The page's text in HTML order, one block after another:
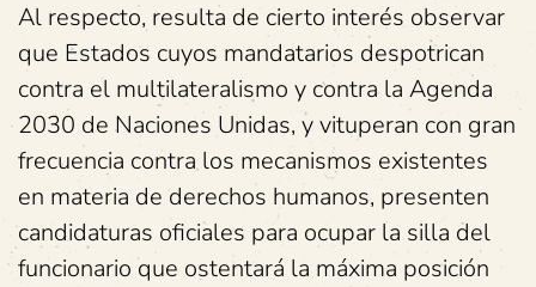
Al respecto, resulta de cierto interés observar
que Estados cuyos mandatarios despotrican
contra el multilateralismo y contra la Agenda
2030 de Naciones Unidas, y vituperan con gran
frecuencia contra los mecanismos existentes
en materia de derechos humanos, presenten
candidaturas oficiales para ocupar la silla del
funcionario que ostentará la máxima posición